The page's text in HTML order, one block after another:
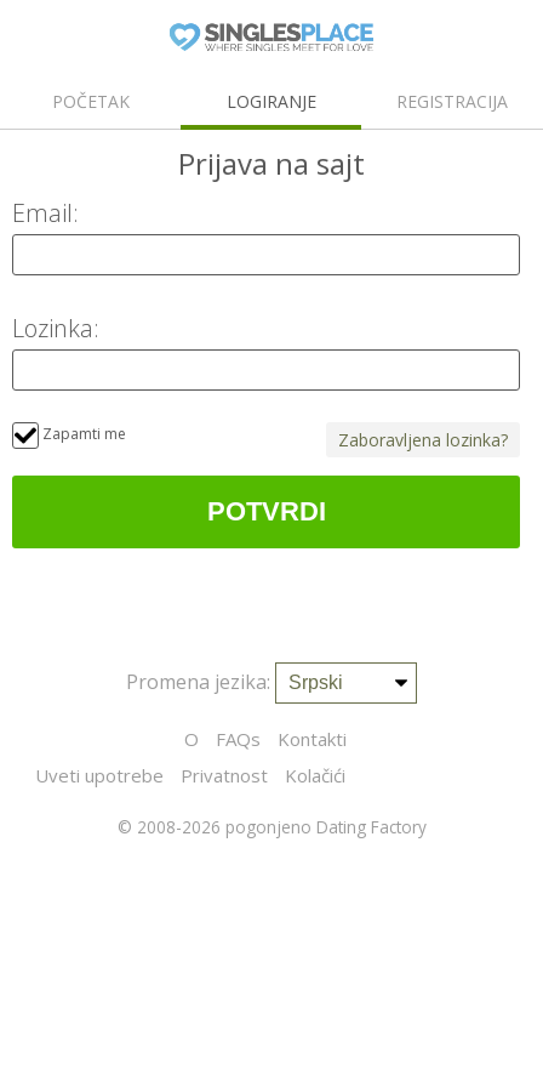
POČETAK LOGIRANJE REGISTRACIJA
Prijava na sajt
Email:
Lozinka:
Zapamti me Zaboravljena lozinka?
Promena jezika:
O FAQs
Kontakti
Uveti upotrebe
Privatnost Kolačići
© 2008-2026 pogonjeno Dating Factory